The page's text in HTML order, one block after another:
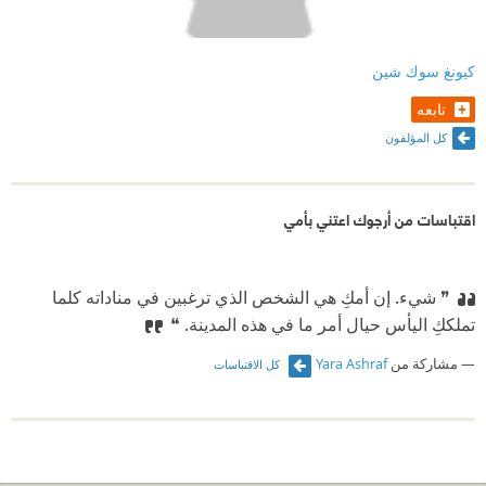
لا تكترث الكاتبة “كيونغ سوك شين” كثيراً بمسألة لقاء
الأبناء بأمهم وعودتها إلى البيت، بل تترك فضاء الرواية
مفتوحاً لاحتمالاتٍ يضعها القارئ، ويكفي أنها حرّكت
أعمارهم، وهي جنايةٌ إن حصلت يعسر حلها وتتعذّر بعدها
على الأبناء أسباب السعادة والهناء.
كيونغ سوك شين
تابعه
كل المؤلفون
اقتباسات من أرجوك اعتني بأمي
❞ شيء. إن أمكِ هي الشخص الذي ترغبين في مناداته كلما
تملككِ اليأس حيال أمر ما في هذه المدينة. ❝
مشاركة منYara Ashraf كل الاقتباسات